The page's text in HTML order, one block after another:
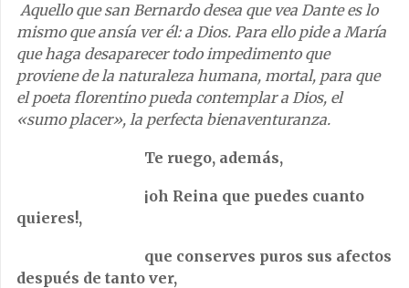
Aquello que san Bernardo desea que vea Dante es lo
mismo que ansía ver él: a Dios. Para ello pide a María
que haga desaparecer todo impedimento que
proviene de la naturaleza humana, mortal, para que
el poeta florentino pueda contemplar a Dios, el
«sumo placer», la perfecta bienaventuranza.
Te ruego, además,
¡oh Reina que puedes cuanto
quieres!,
que conserves puros sus afectos
después de tanto ver,